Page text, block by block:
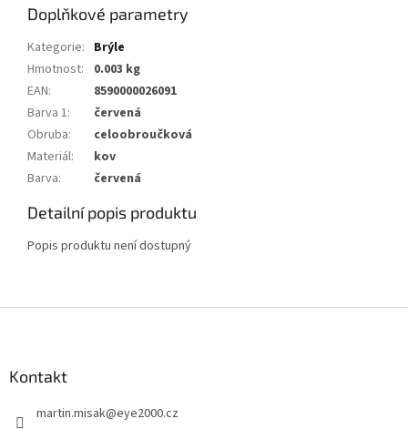
Doplňkové parametry
Kategorie: Brýle
Hmotnost:
0.003 kg
EAN:
8590000026091
Barva 1:
červená
Obruba:
celoobroučková
Materiál:
kov
Barva: červená
Detailní popis produktu
Popis produktu není dostupný
Kontakt
martin.misak@eye2000.cz